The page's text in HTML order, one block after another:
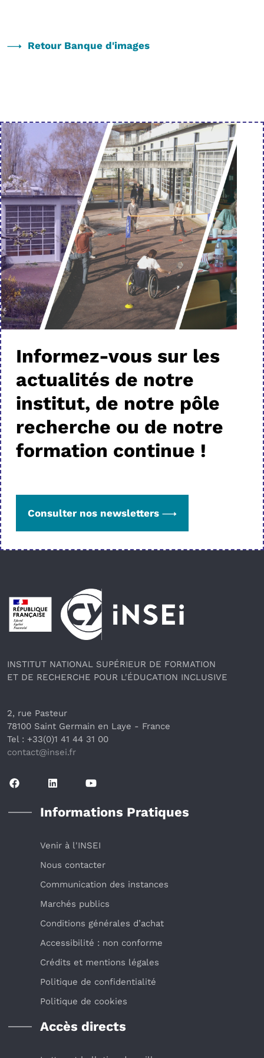
Retour Banque d'images
Informez-vous sur les
actualités de notre
institut, de notre pôle
recherche ou de notre
formation continue !
Consulter nos newsletters
Pied de page
INSTITUT NATIONAL SUPÉRIEUR DE FORMATION
ET DE RECHERCHE POUR L'ÉDUCATION INCLUSIVE
2, rue Pasteur
78100 Saint Germain en Laye - France
Tel : +33(0)1 41 44 31 00
contact@insei.fr
Informations Pratiques
Venir à l'INSEI
Nous contacter
Communication des instances
Marchés publics
Conditions générales d’achat
Accessibilité : non conforme
Crédits et mentions légales
Politique de confidentialité
Politique de cookies
Accès directs